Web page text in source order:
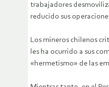
trabajadores
reducido sus
Los mineros chilenos
les ha ocurrido a sus
«hermetismo» de las